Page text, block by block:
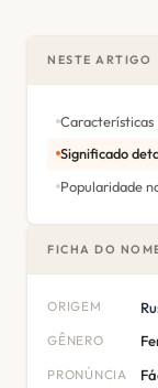
NESTE ARTIGO
Características
Significado
Popularidade
FICHA DO
ORIGEM
GÊNERO
PRONÚNCIA